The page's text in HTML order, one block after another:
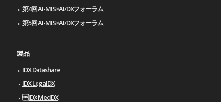
第4回 AI-MIS×AI/DXフォーラム
第5回 AI-MIS×AI/DXフォーラム
製品
IDX Datashare
IDX LegalDX
IDX MedDX